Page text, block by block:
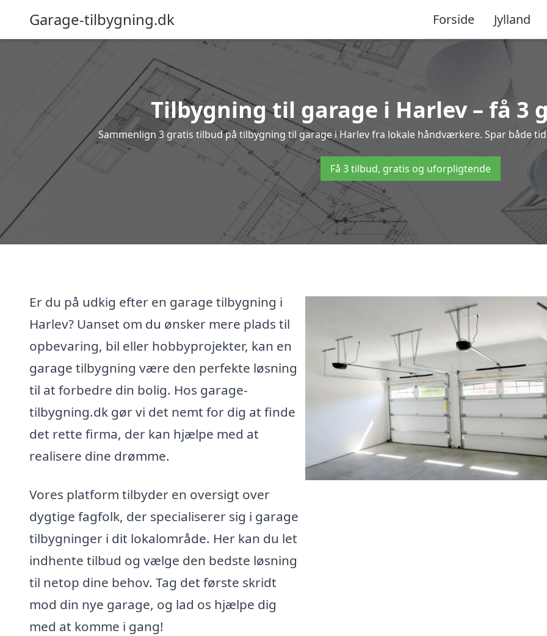
Garage-tilbygning.dk Forside Jylland
Tilbygning til garage i Harlev – få 3
Sammenlign 3 gratis tilbud på tilbygning til garage i Harlev fra lokale håndværkere. Spar både
Få 3 tilbud, gratis og uforpligtende
Er du på udkig efter en garage tilbygning i
Harlev? Uanset om du ønsker mere plads til
opbevaring, bil eller hobbyprojekter, kan en
garage tilbygning være den perfekte løsning
til at forbedre din bolig. Hos garage-
tilbygning.dk gør vi det nemt for dig at finde
det rette firma, der kan hjælpe med at
realisere dine drømme.
Vores platform tilbyder en oversigt over
dygtige fagfolk, der specialiserer sig i garage
tilbygninger i dit lokalområde. Her kan du let
indhente tilbud og vælge den bedste løsning
til netop dine behov. Tag det første skridt
mod din nye garage, og lad os hjælpe dig
med at komme i gang!